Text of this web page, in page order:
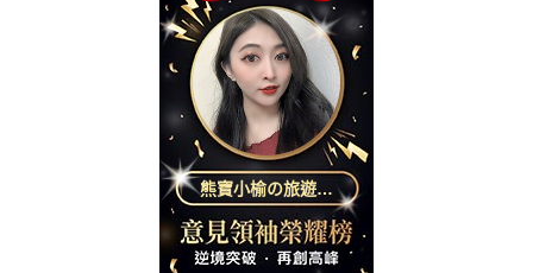
熊寶小榆の旅遊日
記